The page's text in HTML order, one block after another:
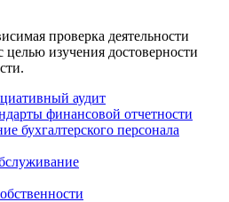
проверка деятельности
изучения достоверности
аудит
финансовой отчетности
бухгалтерского персонала